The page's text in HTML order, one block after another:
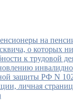
на
о которых
к трудовой
защиты РФ N
личная